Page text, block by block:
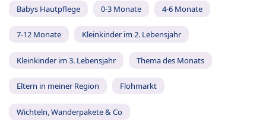
Babys Hautpflege 0-3 Monate 4-6 Monate
7-12 Monate Kleinkinder im 2. Lebensjahr
Kleinkinder im 3. Lebensjahr Thema des Monats
Eltern in meiner Region Flohmarkt
Wichteln, Wanderpakete & Co